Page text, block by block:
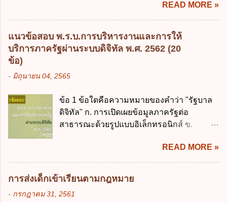
ประมาณ พ.ศ. 2561 2. นายกรัฐมนตรีเป็นผู้
รักษาการตามพระราช บัญญัติวิธีการงบ
ประมาณ พ.ศ. 2561 3. รัฐมนตรีว่าการ
กระทรวงการคลัง เป็นผู้รักษาการตามพระ
โปร่งใสและตรวจสอบได้ ข้อ 4. พระราช
บัญญัติวิธีการงบประมาณ พ.ศ. 2561 บัญญัติ
ให้การบริหา...
เศรษฐกิจ ค. หลักการพัฒนาทางเศรษฐกิจ
อย่างยั่งยืน ง. หลักความเป็นธรรมในสังคม ข้อ
2 สัดส่วนหนี้สาธารณะต่อผลิตภัณฑ์มวลรวม
ในประเทศเพื่อใช้เป็นกรอบในการบริหารหนี้
สาธารณะเป็นไปตามข้อใด ก. ไม่เกินร้อยละ 5
เกินร้อยละ 60 ข้อ 3 กฎหมายว่าด้วยวินัยการ
กฎหมายที่ให้จัดเก็บภาษีอากรหรือค่า
ธรรมเนียมเพิ่มขึ้นจากที่กำหนดไว้ในกฎหมาย
เพื่อการนำไปใช้จ่ายตามวัตถุประสงค์หรือเพื่อ
ข้อใด ก. เป็นไปตามความต้องการของชุมชน
ข. เพื่อป็นรายได้ขององค์กรปกครองส่วนท้อง
ถิ่น ค. มีเหตุจำเป็นหรือเหตุฉุกเฉินที่มิอาจหลีก
READ MORE »
แนวข้อสอบ พ.ร.บ.การบริหารงานและการให้
บริการภาครัฐผ่านระบบดิจิทัล พ.ศ. 2562 (20
ข้อ)
- มิถุนายน 04, 2565
ข้อ 1 ข้อใดคือความหมายของคำว่า "รัฐบาล
ดิจิทัล" ก. การเปิดเผยข้อมูลภาครัฐต่อ
สาธารณะด้วยรูปแบบอิเล็กทรอนิกส์ ข.
การบริหารงาน การให้บริการ การบูรณาการ
ข้อมูลภาครัฐ ค. วิธีการนำสัญลักษณ์ศูนย์และ
หนึ่ง เพื่อใช้สร้างระบบต่าง ๆ ง. สำนักงาน
พัฒนารัฐบาลดิจิทัล (องค์การมหาชน) ข้อ 2
การบริหารงานภาครัฐและการจัดทำบริการ
READ MORE »
การส่งเด็กเข้าเรียนตามกฎหมาย
- กรกฎาคม 31, 2561